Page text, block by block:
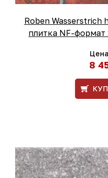
Roben
плитка NF-
8